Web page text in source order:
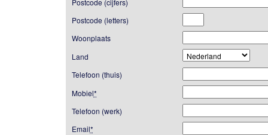
Postcode (letters)
Woonplaats
Land
Telefoon (thuis)
Mobiel*
Telefoon (werk)
Email*